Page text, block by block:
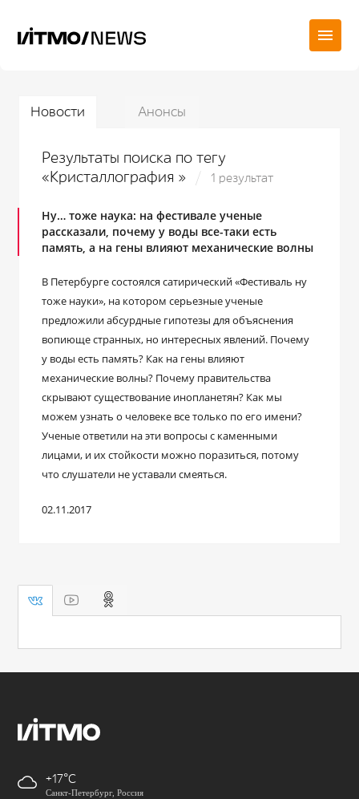
Новости Анонсы
Результаты поиска по тегу
«Кристаллография »
1 результат
Ну… тоже наука: на фестивале ученые
рассказали, почему у воды все-таки есть
память, а на гены влияют механические волны
В Петербурге состоялся сатирический «Фестиваль ну
тоже науки», на котором серьезные ученые
предложили абсурдные гипотезы для объяснения
вопиюще странных, но интересных явлений. Почему
у воды есть память? Как на гены влияют
механические волны? Почему правительства
скрывают существование инопланетян? Как мы
можем узнать о человеке все только по его имени?
Ученые ответили на эти вопросы с каменными
лицами, и их стойкости можно поразиться, потому
что слушатели не уставали смеяться.
02.11.2017
+17
Санкт-Петербург, Россия